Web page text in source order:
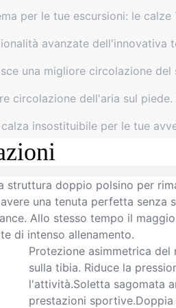
per le tue escursioni: le
avanzate
una migliore circolazione
circolazione dell'aria sul
insostituibile per le tue
struttura doppio polsino per
una tenuta perfetta
Allo stesso tempo il
di intenso allenamento.
Protezione asimmetrica del
sulla tibia. Riduce la
l'attività.Soletta sagomata
prestazioni